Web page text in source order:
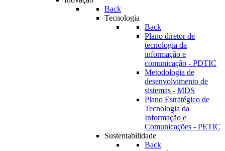
Back
Tecnologia
Back
Plano diretor de
tecnologia da
informação e
comunicação - PDTIC
Metodologia de
desenvolvimento de
sistemas - MDS
Plano Estratégico de
Tecnologia da
Informação e
Comunicações - PETIC
Sustentabilidade
Back